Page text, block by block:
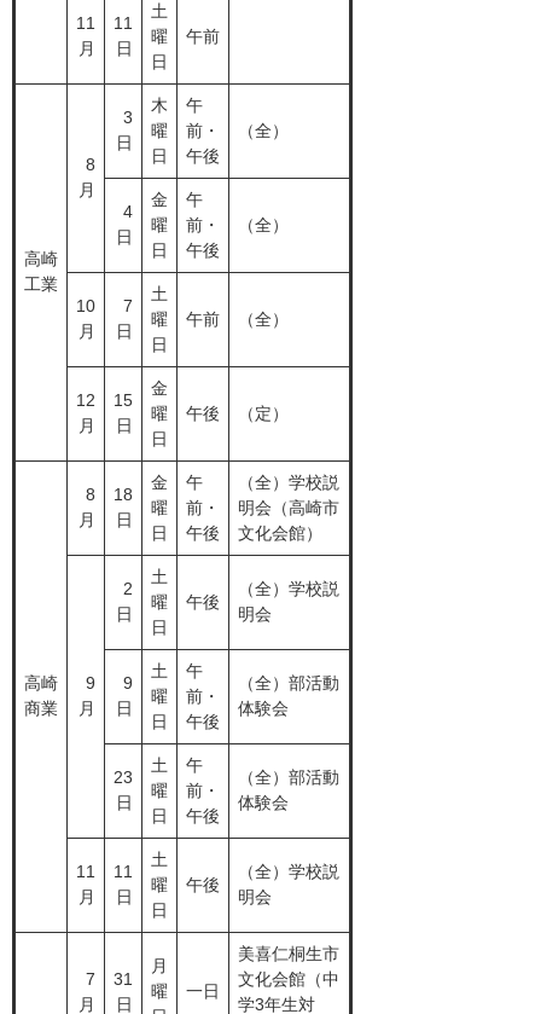
11
月
11
日
土
曜
日
午前
高崎
工業
8
月
3
日
木
曜
日
午
前・
午後
（全）
4
日
金
曜
日
午
前・
午後
（全）
10
月
7
日
土
曜
日
午前 （全）
12
月
15
日
金
曜
日
午後 （定）
高崎
商業
8
月
18
日
金
曜
日
午
前・
午後
（全）学校説
明会（高崎市
文化会館）
9
月
2
日
土
曜
日
午後
（全）学校説
明会
9
日
土
曜
日
午
前・
午後
（全）部活動
体験会
23
日
土
曜
日
午
前・
午後
（全）部活動
体験会
11
月
11
日
土
曜
日
午後
（全）学校説
明会
7
月
31
日
月
曜
一日
美喜仁桐生市
文化会館（中
学3年生対